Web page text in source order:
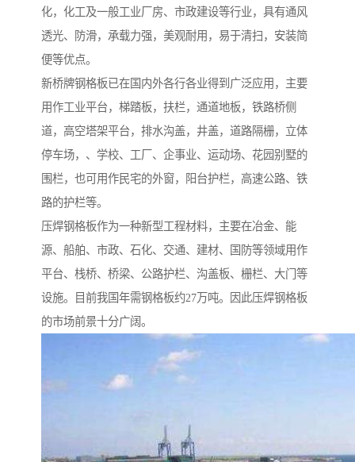
化，化工及一般工业厂房、市政建设等行业，具有通风
透光、防滑，承载力强，美观耐用，易于清扫，安装简
便等优点。
新桥牌钢格板已在国内外各行各业得到广泛应用，主要
用作工业平台，梯踏板，扶栏，通道地板，铁路桥侧
道，高空塔架平台，排水沟盖，井盖，道路隔栅，立体
停车场，、学校、工厂、企事业、运动场、花园别墅的
围栏，也可用作民宅的外窗，阳台护栏，高速公路、铁
路的护栏等。
压焊钢格板作为一种新型工程材料，主要在冶金、能
源、船舶、市政、石化、交通、建材、国防等领域用作
平台、栈桥、桥梁、公路护栏、沟盖板、栅栏、大门等
设施。目前我国年需钢格板约27万吨。因此压焊钢格板
的市场前景十分广阔。